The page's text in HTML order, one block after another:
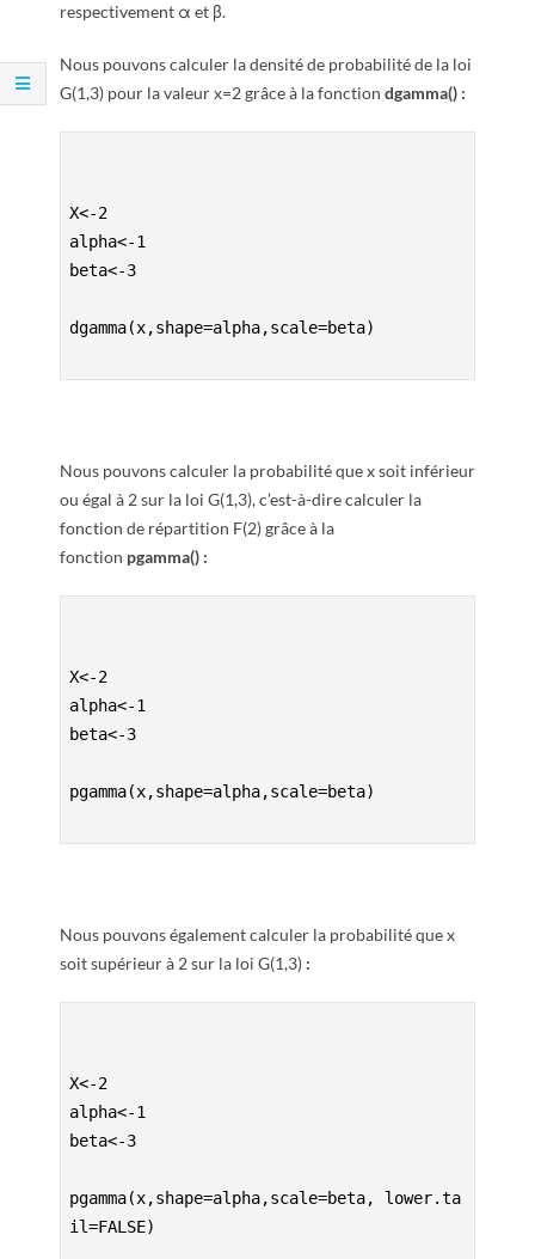
T
S
respectivement α et β.
Nous pouvons calculer la densité de probabilité de la loi
G(1,3) pour la valeur x=2 grâce à la fonction dgamma() :
X<-2
alpha<-1
beta<-3
dgamma(x,shape=alpha,scale=beta)
Nous pouvons calculer la probabilité que x soit inférieur
ou égal à 2 sur la loi G(1,3), c’est-à-dire calculer la
fonction de répartition F(2) grâce à la
fonction pgamma() :
X<-2
alpha<-1
beta<-3
pgamma(x,shape=alpha,scale=beta)
Nous pouvons également calculer la probabilité que x
soit supérieur à 2 sur la loi G(1,3) :
X<-2
alpha<-1
beta<-3
pgamma(x,shape=alpha,scale=beta, lower.ta
il=FALSE)